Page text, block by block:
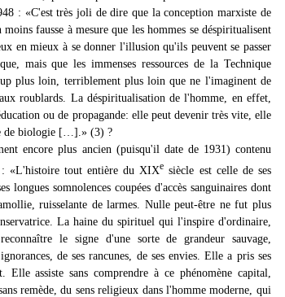
: «C'est très joli de dire que la conception marxiste de
fausse à mesure que les hommes se déspiritualisent
en mieux à se donner l'illusion qu'ils peuvent se passer
mais que les immenses ressources de la Technique
plus loin, terriblement plus loin que ne l'imaginent de
roublards. La déspiritualisation de l'homme, en effet,
ou de propagande: elle peut devenir très vite, elle
de biologie […].» (3) ?
encore plus ancien (puisqu'il date de 1931) contenu
: «L'histoire tout entière du XIXe siècle est celle de ses
longues somnolences coupées d'accès sanguinaires dont
ruisselante de larmes. Nulle peut-être ne fut plus
La haine du spirituel qui l'inspire d'ordinaire,
le signe d'une sorte de grandeur sauvage,
de ses rancunes, de ses envies. Elle a pris ses
assiste sans comprendre à ce phénomène capital,
remède, du sens religieux dans l'homme moderne, qui